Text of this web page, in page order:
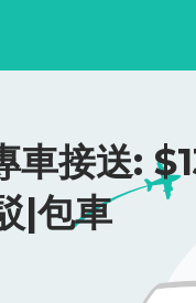
車接送:
|包車